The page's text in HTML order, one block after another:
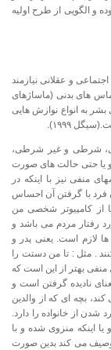
و الگویی از طرح اولیه
و عقلانی نیازمند
های بدنی (ماساژهای
بشر به انواع نوازش هایی
۱۹۹۹).
شرطی و غیر شرطی،
و یا حتی حالت های صورت
منفی نیز با اینکه در
فرد با گرفتن آن احساس
از کامپیوتر شخصی من
رفتار مردم می باشد و
ها لازم است. یعنی پدر و
. مثل : تا من دستت را
بهتر از این است که
نادیده گرفتن است و
بچه ای که از والدین
از خانواده را دارد.
اینکه منزوی شده و با
توصیف می کند بدین صورت